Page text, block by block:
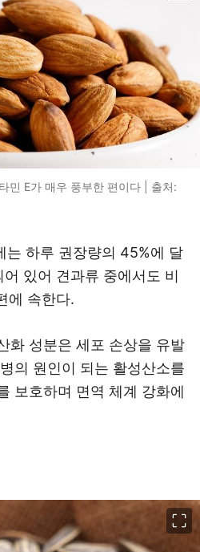
민 E가 매우 풍부한 편이다 | 출처:
는 하루 권장량의 45%에 달
있어 견과류 중에서도 비
에 속한다.
화 성분은 세포 손상을 유발
의 원인이 되는 활성산소를
보호하며 면역 체계 강화에